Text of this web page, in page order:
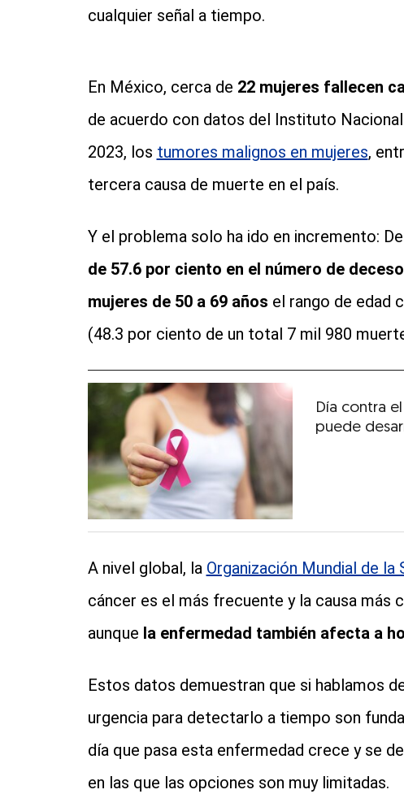
cualquier señal a tiempo.
En México, cerca de 22 mujeres fallecen
de acuerdo con datos del Instituto
2023, los tumores malignos en mujeres,
tercera causa de muerte en el país.
Y el problema solo ha ido en incremento:
de 57.6 por ciento en el número de
mujeres de 50 a 69 años el rango de edad
(48.3 por ciento de un total 7 mil 980
Día contra
puede
A nivel global, la Organización Mundial de la
cáncer es el más frecuente y la causa más
aunque la enfermedad también afecta a
Estos datos demuestran que si hablamos
urgencia para detectarlo a tiempo son
día que pasa esta enfermedad crece y se
en las que las opciones son muy limitadas.